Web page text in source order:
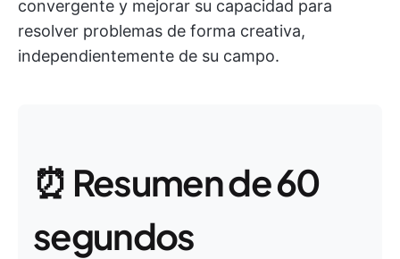
convergente y mejorar su capacidad para
resolver problemas de forma creativa,
independientemente de su campo.
⏰ Resumen de 60
segundos